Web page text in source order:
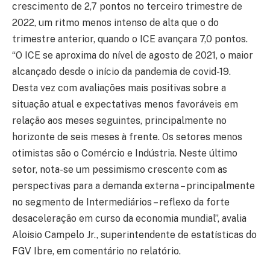
crescimento de 2,7 pontos no terceiro trimestre de
2022, um ritmo menos intenso de alta que o do
trimestre anterior, quando o ICE avançara 7,0 pontos.
“O ICE se aproxima do nível de agosto de 2021, o maior
alcançado desde o início da pandemia de covid-19.
Desta vez com avaliações mais positivas sobre a
situação atual e expectativas menos favoráveis em
relação aos meses seguintes, principalmente no
horizonte de seis meses à frente. Os setores menos
otimistas são o Comércio e Indústria. Neste último
setor, nota-se um pessimismo crescente com as
perspectivas para a demanda externa – principalmente
no segmento de Intermediários – reflexo da forte
desaceleração em curso da economia mundial”, avalia
Aloisio Campelo Jr., superintendente de estatísticas do
FGV Ibre, em comentário no relatório.